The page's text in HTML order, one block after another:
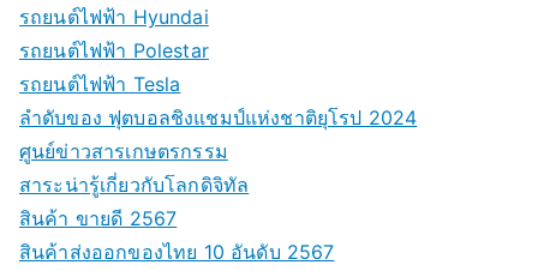
รถยนต์ไฟฟ้า Hyundai
รถยนต์ไฟฟ้า Polestar
รถยนต์ไฟฟ้า Tesla
ลำดับของ ฟุตบอลชิงแชมป์แห่งชาติยุโรป 2024
ศูนย์ข่าวสารเกษตรกรรม
สาระน่ารู้เกี่ยวกับโลกดิจิทัล
สินค้า ขายดี 2567
สินค้าส่งออกของไทย 10 อันดับ 2567